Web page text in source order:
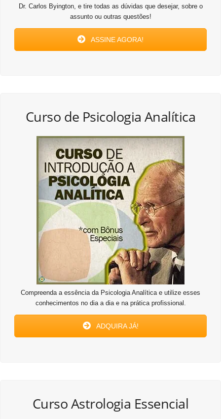
Dr. Carlos Byington, e tire todas as dúvidas que desejar, sobre o
assunto ou outras questões!
ASSINE AGORA!
Curso de Psicologia Analítica
Compreenda a essência da Psicologia Analítica e utilize esses
conhecimentos no dia a dia e na prática profissional.
ADQUIRA JÁ!
Curso Astrologia Essencial